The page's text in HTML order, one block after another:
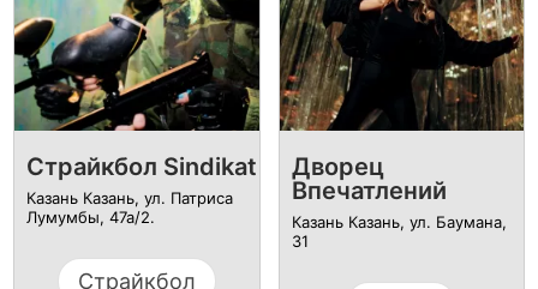
Страйкбол Sindikat
Казань Казань, ул. Патриса
Лумумбы, 47а/2.
Страйкбол
Дворец
Впечатлений
Казань Казань, ул. Баумана,
31